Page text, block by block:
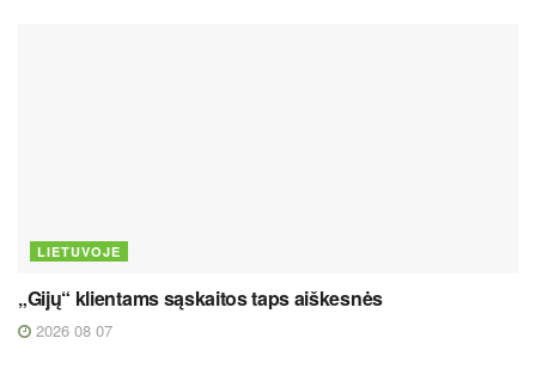
LIETUVOJE
„Gijų“ klientams sąskaitos taps aiškesnės
2026 08 07